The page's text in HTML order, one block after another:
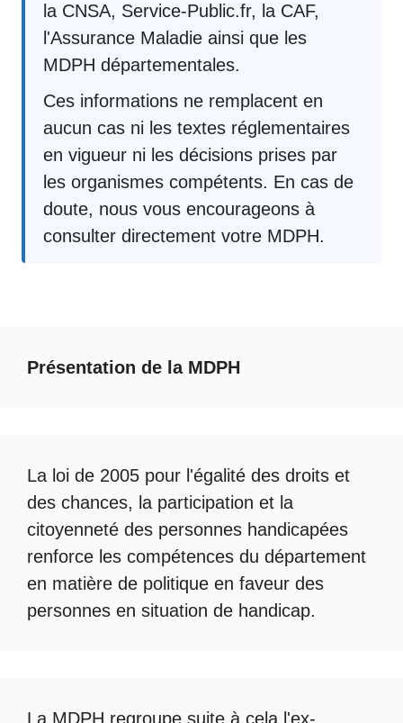
la CNSA, Service-Public.fr, la CAF,
l'Assurance Maladie ainsi que les
MDPH départementales.
Ces informations ne remplacent en
aucun cas ni les textes réglementaires
en vigueur ni les décisions prises par
les organismes compétents. En cas de
doute, nous vous encourageons à
consulter directement votre MDPH.
Présentation de la MDPH
La loi de 2005 pour l'égalité des droits et
des chances, la participation et la
citoyenneté des personnes handicapées
renforce les compétences du département
en matière de politique en faveur des
personnes en situation de handicap.
La MDPH regroupe suite à cela l'ex-